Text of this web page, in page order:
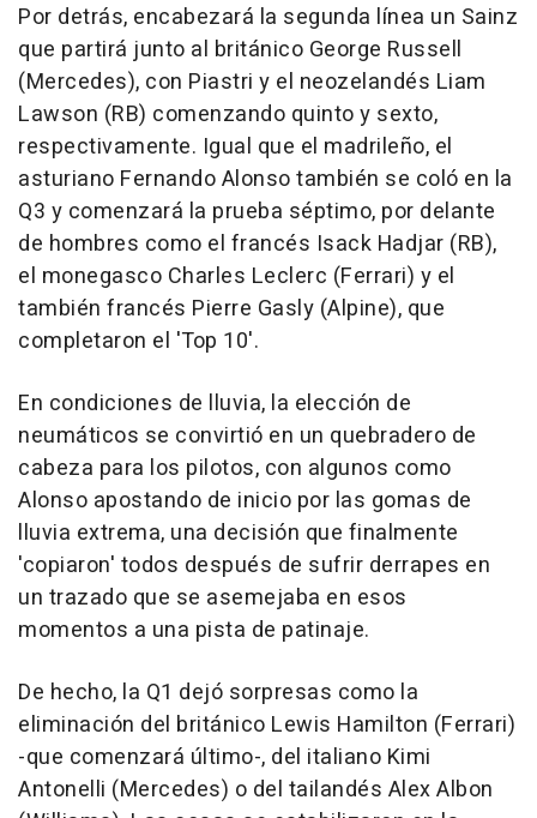
Por detrás, encabezará la segunda línea un Sainz
que partirá junto al británico George Russell
(Mercedes), con Piastri y el neozelandés Liam
Lawson (RB) comenzando quinto y sexto,
respectivamente. Igual que el madrileño, el
asturiano Fernando Alonso también se coló en la
Q3 y comenzará la prueba séptimo, por delante
de hombres como el francés Isack Hadjar (RB),
el monegasco Charles Leclerc (Ferrari) y el
también francés Pierre Gasly (Alpine), que
completaron el 'Top 10'.
En condiciones de lluvia, la elección de
neumáticos se convirtió en un quebradero de
cabeza para los pilotos, con algunos como
Alonso apostando de inicio por las gomas de
lluvia extrema, una decisión que finalmente
'copiaron' todos después de sufrir derrapes en
un trazado que se asemejaba en esos
momentos a una pista de patinaje.
De hecho, la Q1 dejó sorpresas como la
eliminación del británico Lewis Hamilton (Ferrari)
-que comenzará último-, del italiano Kimi
Antonelli (Mercedes) o del tailandés Alex Albon